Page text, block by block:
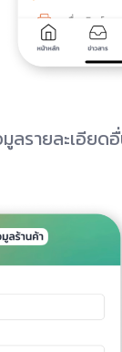
ลรายละเอียด